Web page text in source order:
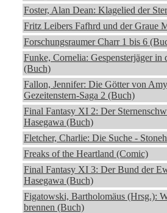
Foster, Alan Dean: Klagelied der
Fritz Leibers Fafhrd und der Graue
Forschungsraumer Charr 1 bis 6
Funke, Cornelia: Gespensterjäger in
(Buch)
Fallon, Jennifer: Die Götter von
Gezeitenstern-Saga 2 (Buch)
Final Fantasy XI 2: Der
Hasegawa (Buch)
Fletcher, Charlie: Die Suche -
Freaks of the Heartland (Comic)
Final Fantasy XI 3: Der Bund der
Hasegawa (Buch)
Figatowski, Bartholomäus (Hrsg.):
brennen (Buch)